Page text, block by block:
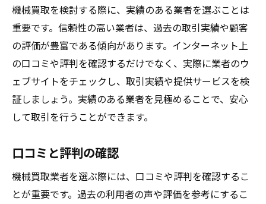
機械買取を検討する際に、実績のある業者を選ぶことは
重要です。信頼性の高い業者は、過去の取引実績や顧客
の評価が豊富である傾向があります。インターネット上
の口コミや評判を確認するだけでなく、実際に業者のウ
ェブサイトをチェックし、取引実績や提供サービスを検
証しましょう。実績のある業者を見極めることで、安心
して取引を行うことができます。
口コミと評判の確認
機械買取業者を選ぶ際には、口コミや評判を確認するこ
とが重要です。過去の利用者の声や評価を参考にするこ